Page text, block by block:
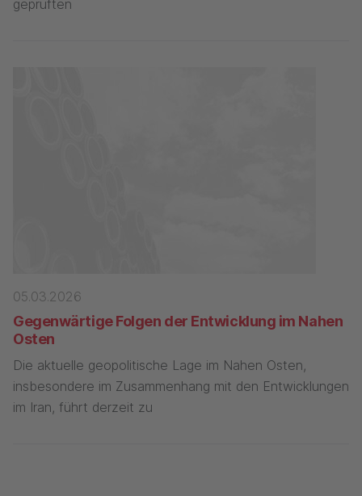
geprüften
05.03.2026
Gegenwärtige Folgen der Entwicklung im Nahen
Osten
Die aktuelle geopolitische Lage im Nahen Osten,
insbesondere im Zusammenhang mit den Entwicklungen
im Iran, führt derzeit zu